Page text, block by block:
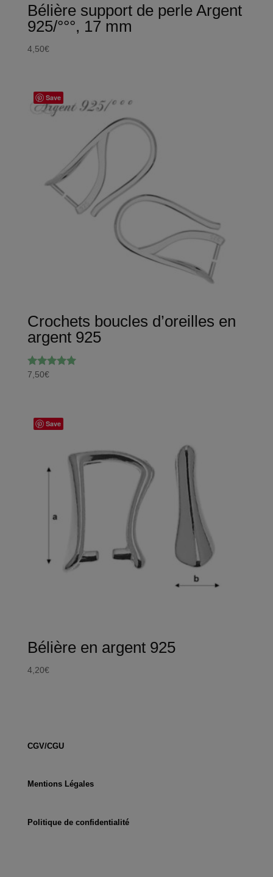
Bélière support de perle Argent
925/°°°, 17 mm
4,50€
Save
Crochets boucles d’oreilles en
argent 925
Note
7,50€
Save
Bélière en argent 925
4,20€
CGV/CGU
Mentions Légales
Politique de confidentialité